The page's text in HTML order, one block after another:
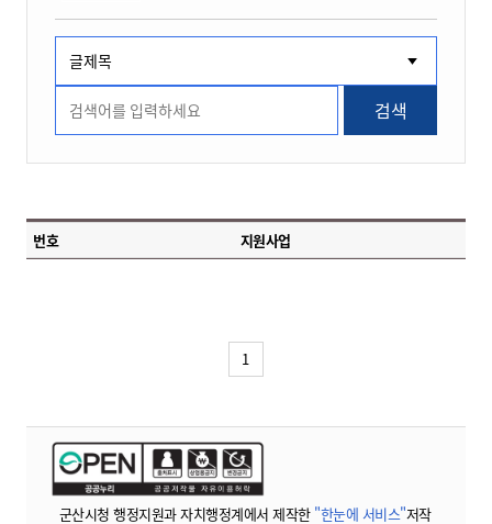
검색
번호 지원사업
1
군산시청 행정지원과 자치행정계에서 제작한 "한눈에 서비스"저작